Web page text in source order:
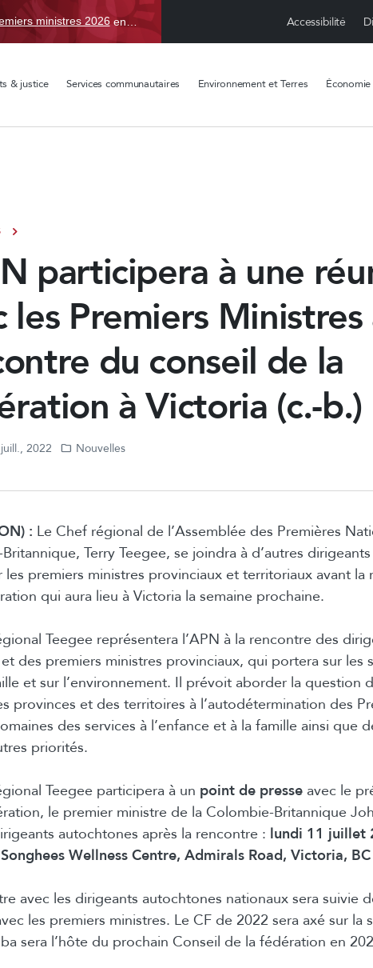
ministres 2026en TBD, du 15 avr. au 1 sept. Accessibilité
& justice Services communautaires Environnement et Terres
participera à une
les Premiers
du conseil de la
à Victoria (c.-b.)
2022 Nouvelles
: Le Chef régional de l’Assemblée des Premières
Terry Teegee, se joindra à d’autres
les premiers ministres provinciaux et territoriaux avant la
qui aura lieu à Victoria la semaine prochaine.
Teegee représentera l’APN à la rencontre des
des premiers ministres provinciaux, qui portera sur les
et sur l’environnement. Il prévoit aborder la question
provinces et des territoires à l’autodétermination des
des services à l’enfance et à la famille ainsi que
priorités.
Teegee participera à un point de presse avec le
le premier ministre de la Colombie-Britannique
autochtones après la rencontre : lundi 11 juillet
Wellness Centre, Admirals Road, Victoria,
avec les dirigeants autochtones nationaux sera suivie
les premiers ministres. Le CF de 2022 sera axé sur la
sera l’hôte du prochain Conseil de la fédération en